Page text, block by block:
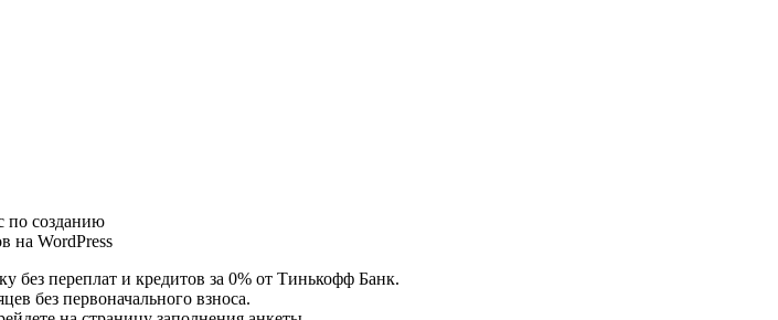
по созданию
на WordPress
без переплат и кредитов за 0% от Тинькофф Банк.
без первоначального взноса.